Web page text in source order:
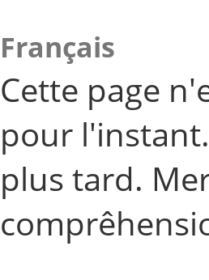
Français
Cette page
pour
plus tard.